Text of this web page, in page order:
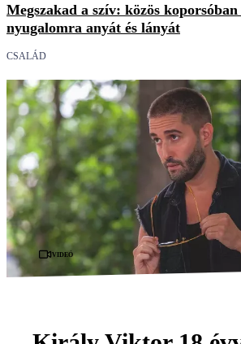
Megszakad a szív: közös
nyugalomra anyát és lányát
CSALÁD
Videó